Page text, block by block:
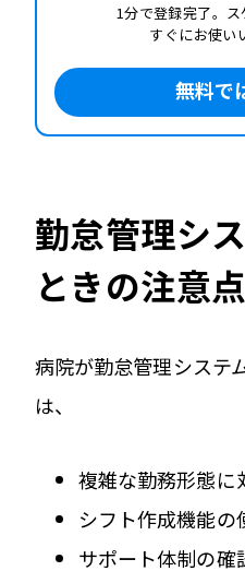
1分で登録完了。ス
すぐにお使い
無料で
勤怠管理シ
ときの注意点
病院が勤怠管理システ
は、
複雑な勤務形態に
シフト作成機能の
サポート体制の確